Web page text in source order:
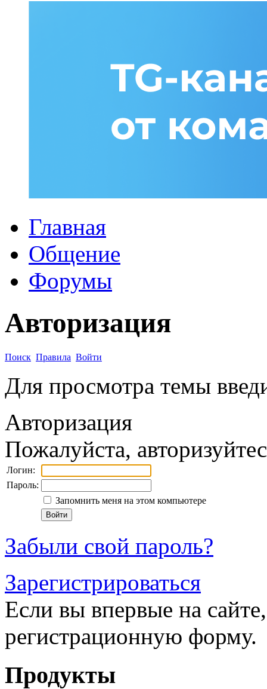
Главная
Общение
Форумы
Авторизация
Поиск Правила Войти
Для просмотра темы
Авторизация
Пожалуйста,
Логин:
Пароль:
Запомнить меня на этом компьютере
Забыли свой пароль?
Зарегистрироваться
Если вы впервые на
регистрационную форму.
Продукты